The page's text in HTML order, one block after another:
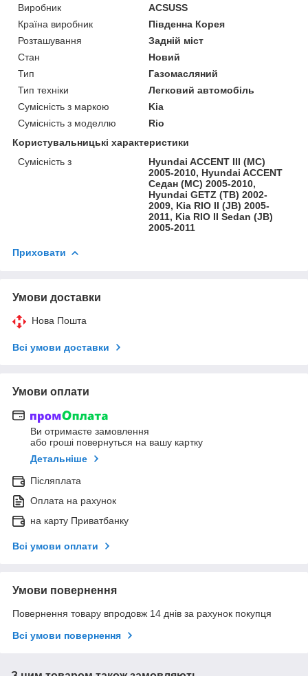
Виробник
ACSUSS
Країна виробник
Південна Корея
Розташування
Задній міст
Стан
Новий
Тип
Газомасляний
Тип техніки
Легковий автомобіль
Сумісність з маркою
Kia
Сумісність з моделлю
Rio
Користувальницькі характеристики
Сумісність з
Hyundai ACCENT III (MC)
2005-2010, Hyundai ACCENT
Седан (MC) 2005-2010,
Hyundai GETZ (TB) 2002-
2009, Kia RIO II (JB) 2005-
2011, Kia RIO II Sedan (JB)
2005-2011
Приховати
Умови доставки
Нова Пошта
Всі умови доставки
Умови оплати
Ви отримаєте замовлення
або гроші повернуться на вашу картку
Детальніше
Післяплата
Оплата на рахунок
на карту Приватбанку
Всі умови оплати
Умови повернення
Повернення товару впродовж 14 днів за рахунок покупця
Всі умови повернення